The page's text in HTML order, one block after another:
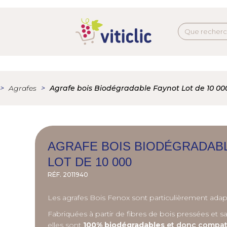
Agrafes Agrafe bois Biodégradable Faynot Lot de 10
AGRAFE BOIS
LOT DE 10 000
RÉF. 2011940
Les agrafes Bois Fenox sont particulièrement
Fabriquées à partir de fibres de bois pressées et
elles sont 100% biodégradables et donc